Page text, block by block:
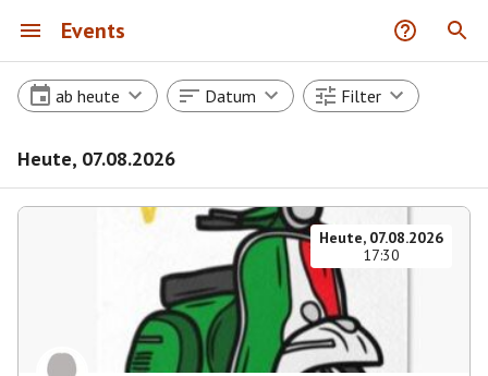
Events
ab heute Datum Filter
Heute, 07.08.2026
Heute, 07.08.2026
17:30